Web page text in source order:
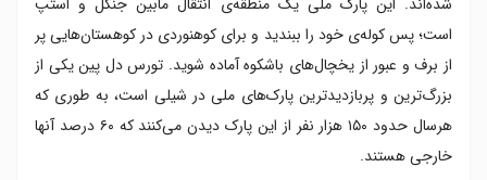
است؛ پس کوله‌ی خود را ببندید و برای کوهنوردی در کوهستان‌هایی پر
از برف و عبور از یخچال‌های باشکوه آماده شوید. تورس دل پین یکی از
بزرگ‌ترین و پر‌بازدید‌ترین پارک‌های ملی در شیلی است، به طوری که
هر‌سال حدود ۱۵۰ هزار نفر از این پارک دیدن می‌کنند که ۶۰ درصد آنها
خارجی هستند.